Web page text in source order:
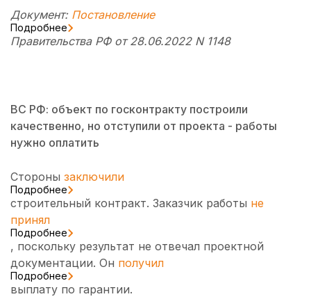
Документ: Постановление
Подробнее
Правительства РФ от 28.06.2022 N 1148
ВС РФ: объект по госконтракту построили
качественно, но отступили от проекта - работы
нужно оплатить
Стороны заключили
Подробнее
строительный контракт. Заказчик работы не
принял
Подробнее
, поскольку результат не отвечал проектной
документации. Он получил
Подробнее
выплату по гарантии.